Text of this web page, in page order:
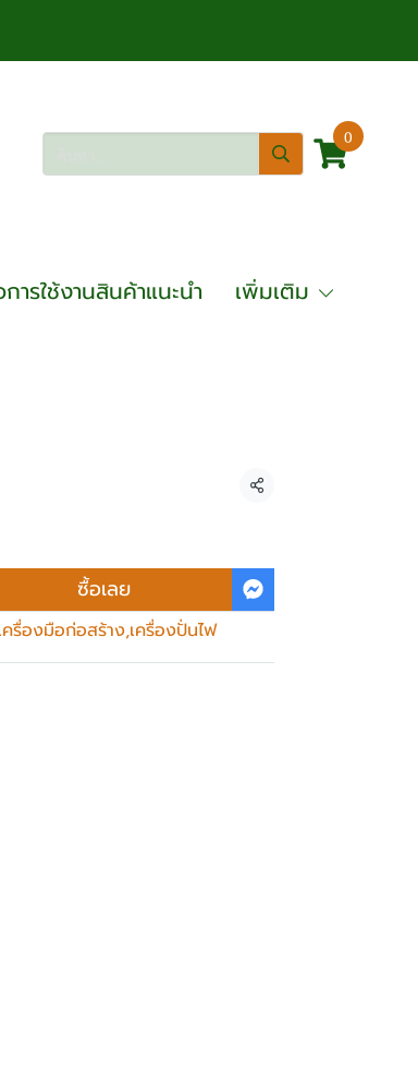
0
ารใช้งานสินค้าแนะนำ เพิ่มเติม
แชร์
ซื้อเลย
ครื่องมือก่อสร้าง,เครื่องปั่นไฟ